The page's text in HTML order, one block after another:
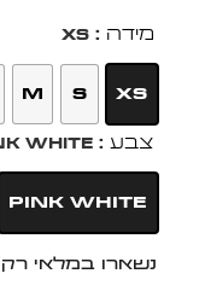
מידה : XS
XS
S
M
צבע : Pink White
Pink White
נשארו במלאי רק 1